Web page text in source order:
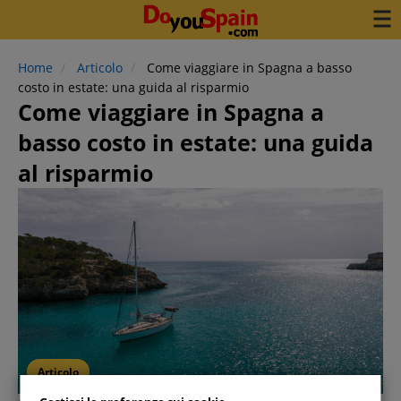
Home Articolo
Come viaggiare in Spagna a basso
costo in estate: una guida al risparmio
Come viaggiare in Spagna a
basso costo in estate: una guida
al risparmio
Articolo